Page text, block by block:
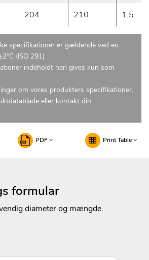
204 210 1.5
specifikationer er gældende ved en
(ISO 291)
indeholdt heri gives kun som
om vores produkters specifikationer,
eller kontakt din
PDF Print Table
formular
diameter og mængde.